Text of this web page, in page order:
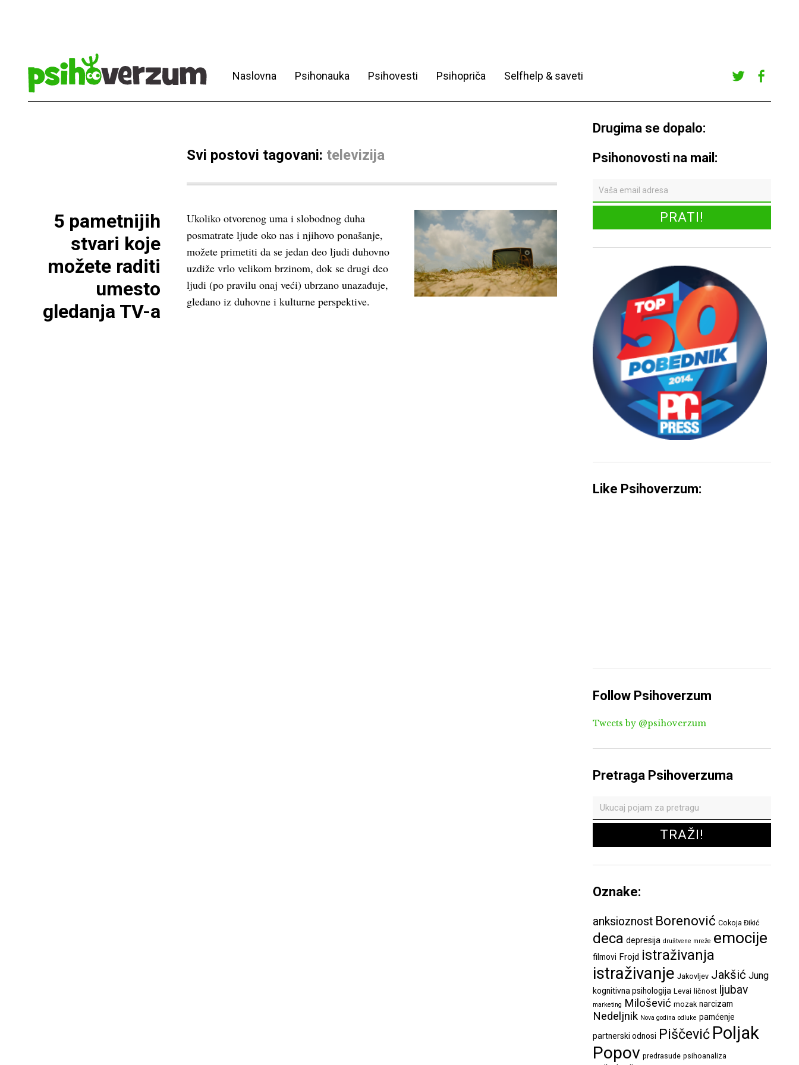
Naslovna Psihonauka Psihovesti Psihopriča Selfhelp & saveti
r
ook
Svi postovi tagovani: televizija
5 pametnijih
stvari koje
možete raditi
umesto
gledanja TV-a
Ukoliko otvorenog uma i slobodnog duha
posmatrate ljude oko nas i njihovo ponašanje,
možete primetiti da se jedan deo ljudi duhovno
uzdiže vrlo velikom brzinom, dok se drugi deo
ljudi (po pravilu onaj veći) ubrzano unazađuje,
gledano iz duhovne i kulturne perspektive.
Drugima se dopalo:
Psihonovosti na mail:
Like Psihoverzum:
Follow Psihoverzum
Tweets by @psihoverzum
Pretraga Psihoverzuma
Oznake:
anksioznost Borenović Cokoja Đikić
deca depresija društvene mreže emocije
filmovi Frojd istraživanja
istraživanje Jakovljev Jakšić Jung
kognitivna psihologija Levai ličnost ljubav
marketing Milošević mozak narcizam
Nedeljnik Nova godina odluke pamćenje
partnerski odnosi Piščević Poljak
Popov predrasude psihoanaliza